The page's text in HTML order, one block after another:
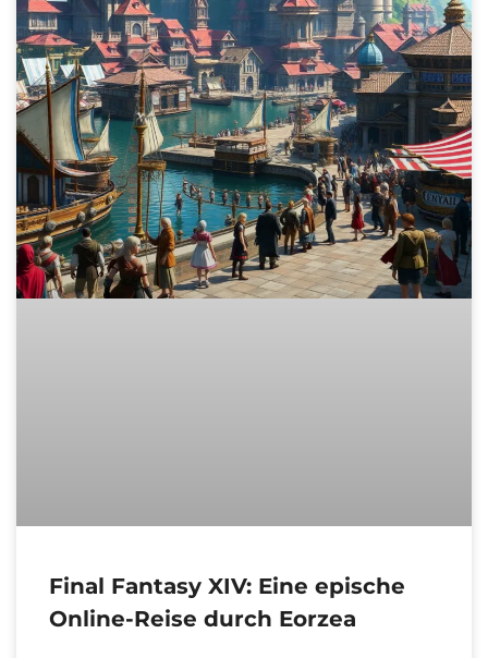
Final Fantasy XIV: Eine epische
Online-Reise durch Eorzea